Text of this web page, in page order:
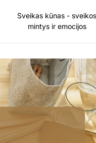
Sveikas kūnas - sveikos
mintys ir emocijos